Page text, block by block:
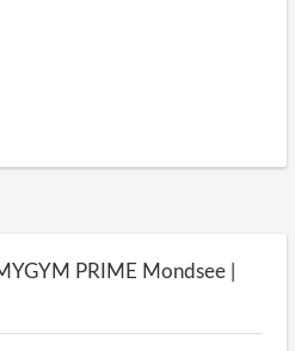
PRIME Mondsee |